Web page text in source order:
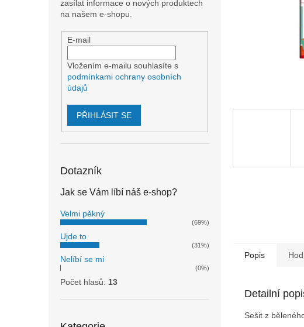
zasílat informace o nových produktech
na našem e-shopu.
E-mail
Vložením e-mailu souhlasíte s
podmínkami ochrany osobních
údajů
PŘIHLÁSIT SE
Dotazník
Jak se Vám líbí náš e-shop?
Velmi pěkný
(69%)
Ujde to
(31%)
Nelíbí se mi
(0%)
Počet hlasů: 13
Popis
Detailní
Sešit z